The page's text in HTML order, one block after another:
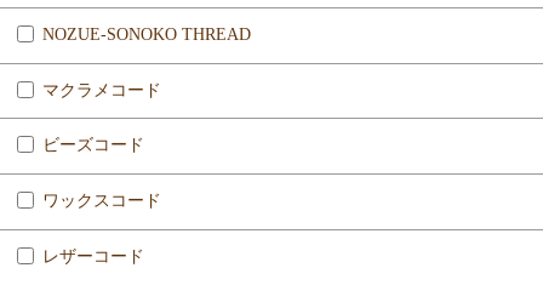
NOZUE-SONOKO THREAD
マクラメコード
ビーズコード
ワックスコード
レザーコード